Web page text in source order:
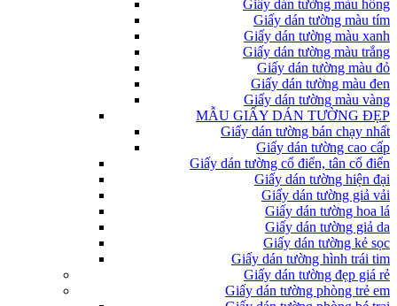
Giấy dán tường màu hồng
Giấy dán tường màu tím
Giấy dán tường màu xanh
Giấy dán tường màu trắng
Giấy dán tường màu đỏ
Giấy dán tường màu đen
Giấy dán tường màu vàng
MẪU GIẤY DÁN TƯỜNG ĐẸP
Giấy dán tường bán chạy nhất
Giấy dán tường cao cấp
Giấy dán tường cổ điển, tân cổ điển
Giấy dán tường hiện đại
Giấy dán tường giả vải
Giấy dán tường hoa lá
Giấy dán tường giả da
Giấy dán tường kẻ sọc
Giấy dán tường hình trái tim
Giấy dán tường đẹp giá rẻ
Giấy dán tường phòng trẻ em